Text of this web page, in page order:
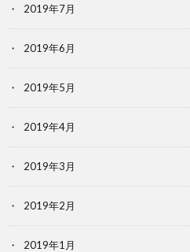
2019年7月
2019年6月
2019年5月
2019年4月
2019年3月
2019年2月
2019年1月